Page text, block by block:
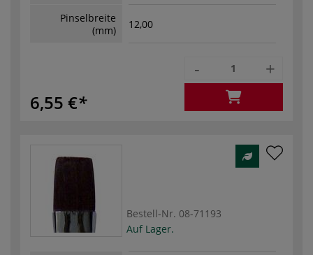
Pinselbreite
(mm)
12,00
6,55 €
- +
Bestell-Nr. 08-71193
Auf Lager.